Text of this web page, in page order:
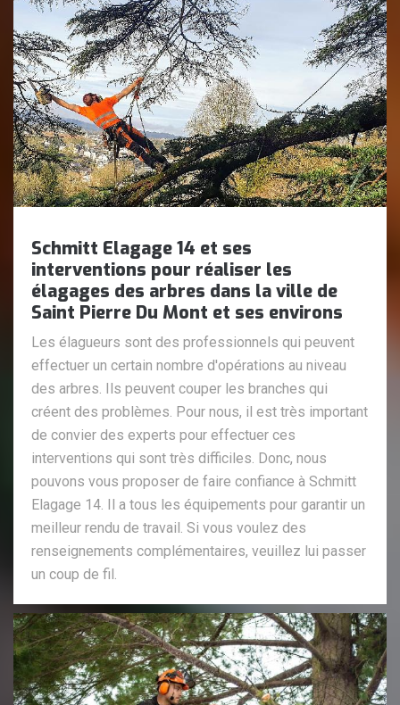
Schmitt Elagage 14 et ses
interventions pour réaliser les
élagages des arbres dans la ville de
Saint Pierre Du Mont et ses environs
Les élagueurs sont des professionnels qui peuvent
effectuer un certain nombre d'opérations au niveau
des arbres. Ils peuvent couper les branches qui
créent des problèmes. Pour nous, il est très important
de convier des experts pour effectuer ces
interventions qui sont très difficiles. Donc, nous
pouvons vous proposer de faire confiance à Schmitt
Elagage 14. Il a tous les équipements pour garantir un
meilleur rendu de travail. Si vous voulez des
renseignements complémentaires, veuillez lui passer
un coup de fil.